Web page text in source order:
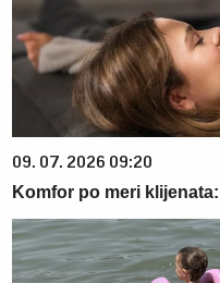
09. 07. 2026 09:20
Komfor po meri